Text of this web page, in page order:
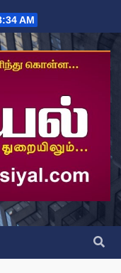
AM